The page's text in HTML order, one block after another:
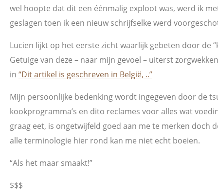
wel hoopte dat dit een éénmalig exploot was, werd ik
geslagen toen ik een nieuw schrijfselke werd
Lucien lijkt op het eerste zicht waarlijk gebeten door de
Getuige van deze – naar mijn gevoel – uiterst
in “Dit artikel is geschreven in België, ..”
Mijn persoonlijke bedenking wordt ingegeven door de
kookprogramma’s en dito reclames voor alles wat
graag eet, is ongetwijfeld goed aan me te merken doch
alle terminologie hier rond kan me niet echt boeien.
“Als het maar smaakt!”
$$$